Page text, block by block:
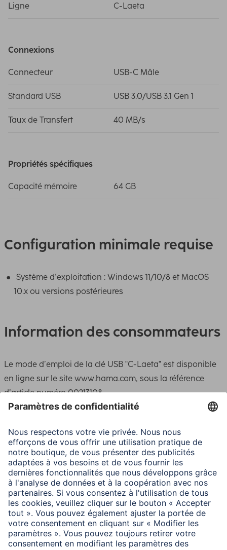
Ligne C-Laeta
Connexions
Connecteur USB-C Mâle
Standard USB USB 3.0/USB 3.1 Gen 1
Taux de Transfert 40 MB/s
Propriétés spécifiques
Capacité mémoire 64 GB
Configuration minimale requise
Système d’exploitation : Windows 11/10/8 et MacOS
10.x ou versions postérieures
Information des consommateurs
Le mode d’emploi de la clé USB "C-Laeta" est disponible
en ligne sur le site www.hama.com, sous la référence
d’article numéro 00213108.
Ne jamais utiliser les deux ports en même temps.
USB 3.2 gén. 1
- Taux de transmission de données SuperSpeed jusqu’à 5
Gbit/s
- Jusqu’à 10 fois plus rapide que USB 2.0 (480 Mbit/s)
HiSpeed
- Compatible vers le bas avec USB 2.0 HiSpeed
La vitesse de lecture de 40 Mo/s ne peut être atteinte